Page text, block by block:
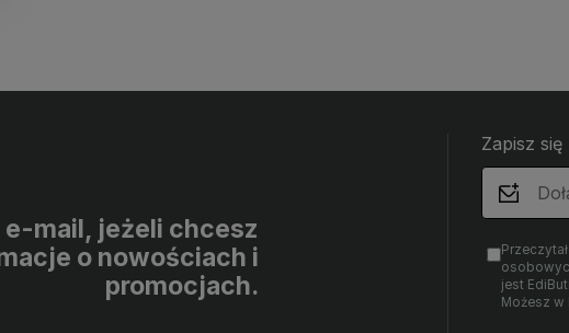
mail, jeżeli chcesz
o nowościach i
promocjach.
Zapisz
jest
Możesz